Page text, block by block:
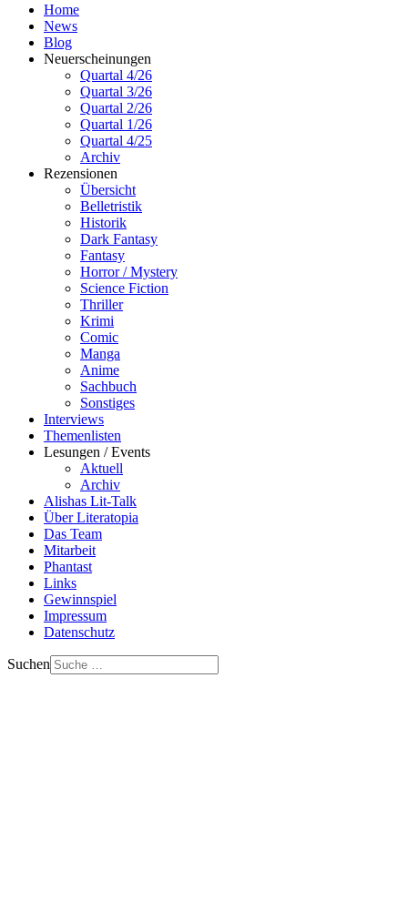
Home
News
Blog
Neuerscheinungen
Quartal 4/26
Quartal 3/26
Quartal 2/26
Quartal 1/26
Quartal 4/25
Archiv
Rezensionen
Übersicht
Belletristik
Historik
Dark Fantasy
Fantasy
Horror / Mystery
Science Fiction
Thriller
Krimi
Comic
Manga
Anime
Sachbuch
Sonstiges
Interviews
Themenlisten
Lesungen / Events
Aktuell
Archiv
Alishas Lit-Talk
Über Literatopia
Das Team
Mitarbeit
Phantast
Links
Gewinnspiel
Impressum
Datenschutz
Suchen